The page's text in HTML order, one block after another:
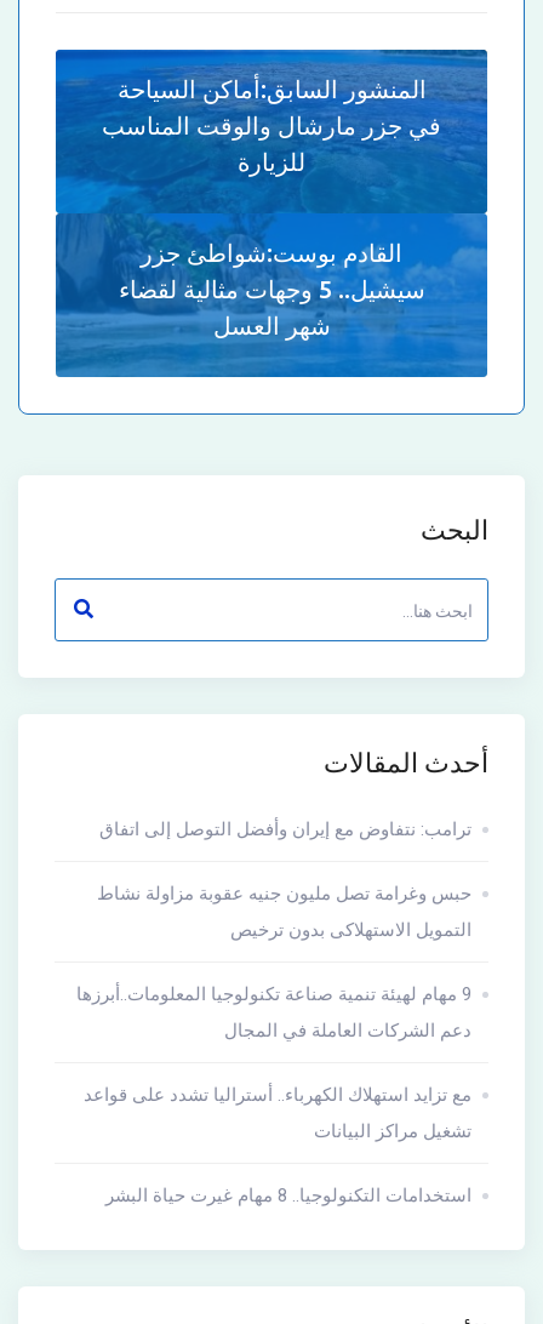
المنشور السابق:أماكن السياحة
في جزر مارشال والوقت المناسب
للزيارة
القادم بوست:شواطئ جزر
سيشيل.. 5 وجهات مثالية لقضاء
شهر العسل
البحث
أحدث المقالات
ترامب: نتفاوض مع إيران وأفضل التوصل إلى اتفاق
حبس وغرامة تصل مليون جنيه عقوبة مزاولة نشاط
التمويل الاستهلاكى بدون ترخيص
9 مهام لهيئة تنمية صناعة تكنولوجيا المعلومات..أبرزها
دعم الشركات العاملة في المجال
مع تزايد استهلاك الكهرباء.. أستراليا تشدد على قواعد
تشغيل مراكز البيانات
استخدامات التكنولوجيا.. 8 مهام غيرت حياة البشر